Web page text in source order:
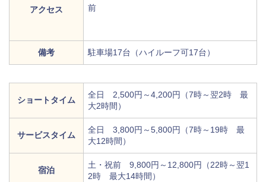
アクセス 前
備考 駐車場17台（ハイルーフ可17台）
ショートタイム
全日 2,500円～4,200円（7時～翌2時 最
大2時間）
サービスタイム
全日 3,800円～5,800円（7時～19時 最
大12時間）
宿泊
土・祝前 9,800円～12,800円（22時～翌1
2時 最大14時間）